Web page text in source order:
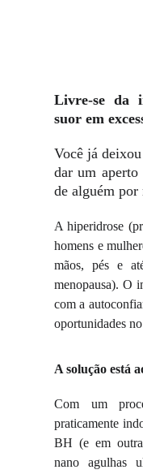
Livre-se da
suor em
Você já
dar um
de alguém por
A hiperidrose
homens e
mãos, pés e
menopausa). O
com a
oportunidades
A solução está
Com um
praticamente
BH (e em
nano agulhas